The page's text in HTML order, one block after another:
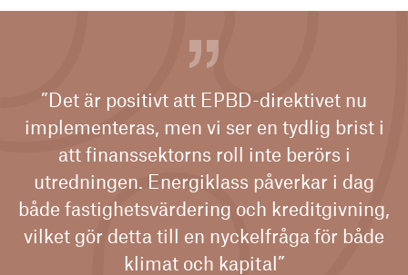
”Det är positivt att EPBD-direktivet nu
implementeras, men vi ser en tydlig brist i
att finanssektorns roll inte berörs i
utredningen. Energiklass påverkar i dag
både fastighetsvärdering och kreditgivning,
vilket gör detta till en nyckelfråga för både
klimat och kapital”